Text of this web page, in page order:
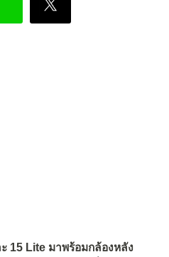
15 Lite มาพร้อมกล้องหลัง